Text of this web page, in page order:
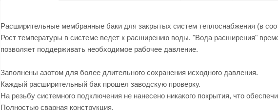
Расширительные мембранные баки для закрытых систем теплоснабжения (в
Рост температуры в системе ведет к расширению воды. "Вода расширения"
позволяет поддерживать необходимое рабочее давление.
Заполнены азотом для более длительного сохранения исходного давления.
Каждый расширительный бак прошел заводскую проверку.
На резьбу системного подключения не нанесено никакого покрытия, что
Полностью сварная конструкция.